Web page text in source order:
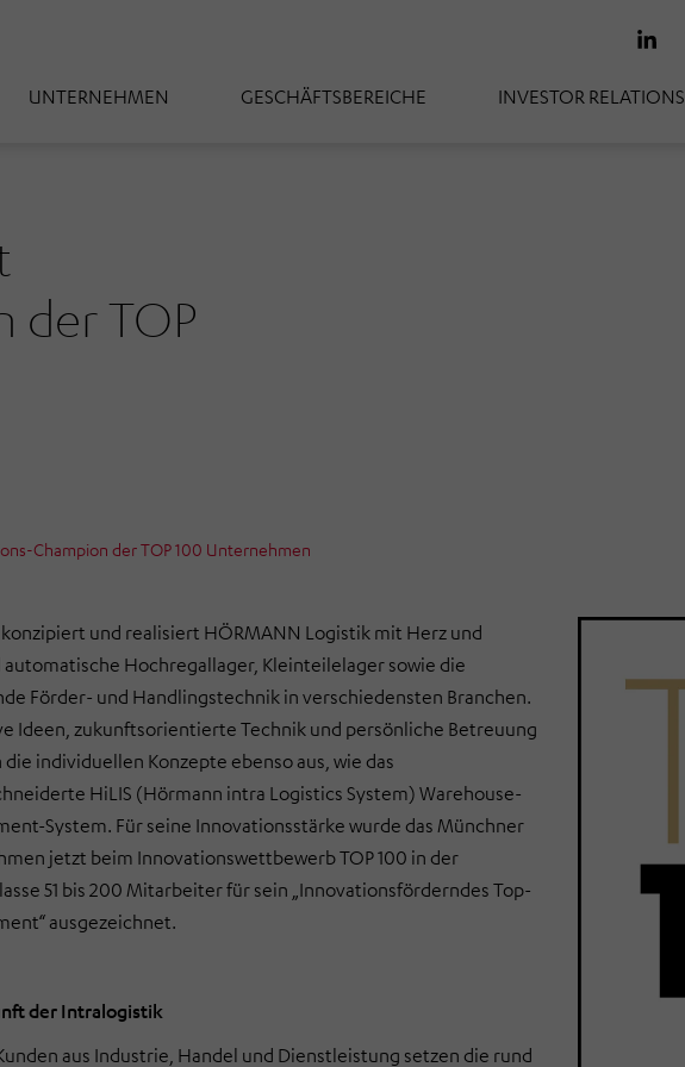
UNTERNEHMEN GESCHÄFTSBEREICHE INVESTOR RELATIONS
der TOP
Champion der TOP 100 Unternehmen
konzipiert und realisiert HÖRMANN Logistik mit Herz und
automatische Hochregallager, Kleinteilelager sowie die
Förder- und Handlingstechnik in verschiedensten Branchen.
Ideen, zukunftsorientierte Technik und persönliche Betreuung
individuellen Konzepte ebenso aus, wie das
HiLIS (Hörmann intra Logistics System) Warehouse-
System. Für seine Innovationsstärke wurde das Münchner
jetzt beim Innovationswettbewerb TOP 100 in der
51 bis 200 Mitarbeiter für sein „Innovationsförderndes Top-
ausgezeichnet.
der Intralogistik
aus Industrie, Handel und Dienstleistung setzen die rund